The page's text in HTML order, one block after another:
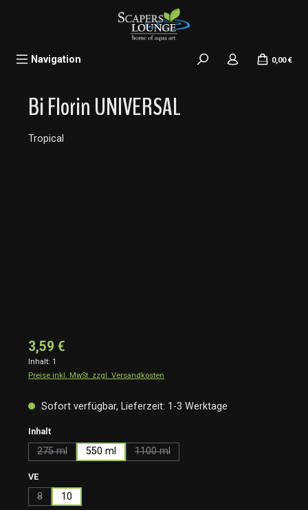
Navigation 0,00 €
Bi Florin UNIVERSAL
Tropical
3,59 €
Inhalt: 1
Preise inkl. MwSt. zzgl. Versandkosten
Sofort verfügbar, Lieferzeit: 1-3 Werktage
Inhaltauswählen
275 ml(Diese Option ist zurzeit nicht verfügbar.)
550 ml 1100 ml(Diese Option ist zurzeit nicht
VEauswählen
8(Diese Option ist zurzeit nicht verfügbar.)
10